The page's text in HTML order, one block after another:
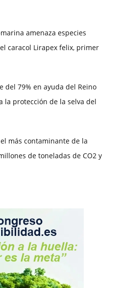
amenaza especies
caracol Lirapex felix, primer
del 79% en ayuda del Reino
la protección de la selva del
más contaminante de la
de toneladas de CO2 y